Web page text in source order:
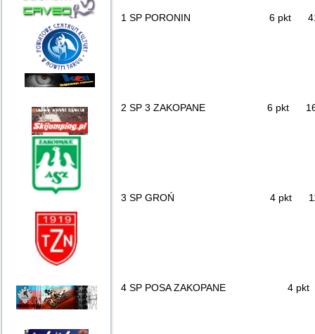
1 SP PORONIN 6 pkt
2 SP 3 ZAKOPANE 6 pkt 16
3 SP GROŃ 4 pkt 11 :
4 SP POSA ZAKOPANE 4 pkt